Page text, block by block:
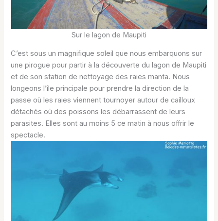
Sur le lagon de Maupiti
C’est sous un magnifique soleil que nous embarquons sur
une pirogue pour partir à la découverte du lagon de Maupiti
et de son station de nettoyage des raies manta. Nous
longeons l’île principale pour prendre la direction de la
passe où les raies viennent tournoyer autour de cailloux
détachés où des poissons les débarrassent de leurs
parasites. Elles sont au moins 5 ce matin à nous offrir le
spectacle.